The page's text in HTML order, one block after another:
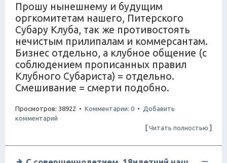
Прошу нынешнему и будущим
оргкомитетам нашего, Питерского
Субару Клуба, так же противостоять
нечистым прилипалам и коммерсантам.
Бизнес отдельно, а клубное общение (с
соблюдением прописанных правил
Клубного Субариста) = отдельно.
Смешивание = смерти подобно.
Просмотров: 38922 • Комментарии: 0 •
Добавить
комментарий
[ Читать полностью ]